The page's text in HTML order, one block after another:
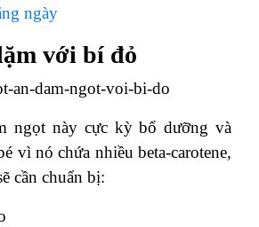
ngày
với bí đỏ
ngọt này cực kỳ bổ dưỡng và
vì nó chứa nhiều beta-carotene,
cần chuẩn bị: